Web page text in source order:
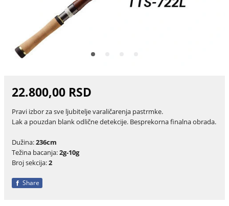
22.800,00 RSD
Pravi izbor za sve ljubitelje varaličarenja pastrmke.
Lak a pouzdan blank odlične detekcije. Besprekorna finalna obrada.
Dužina:236cm
Težina bacanja:2g-10g
Broj sekcija:2
Share